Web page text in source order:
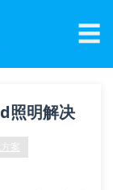
☰
照明解决
案